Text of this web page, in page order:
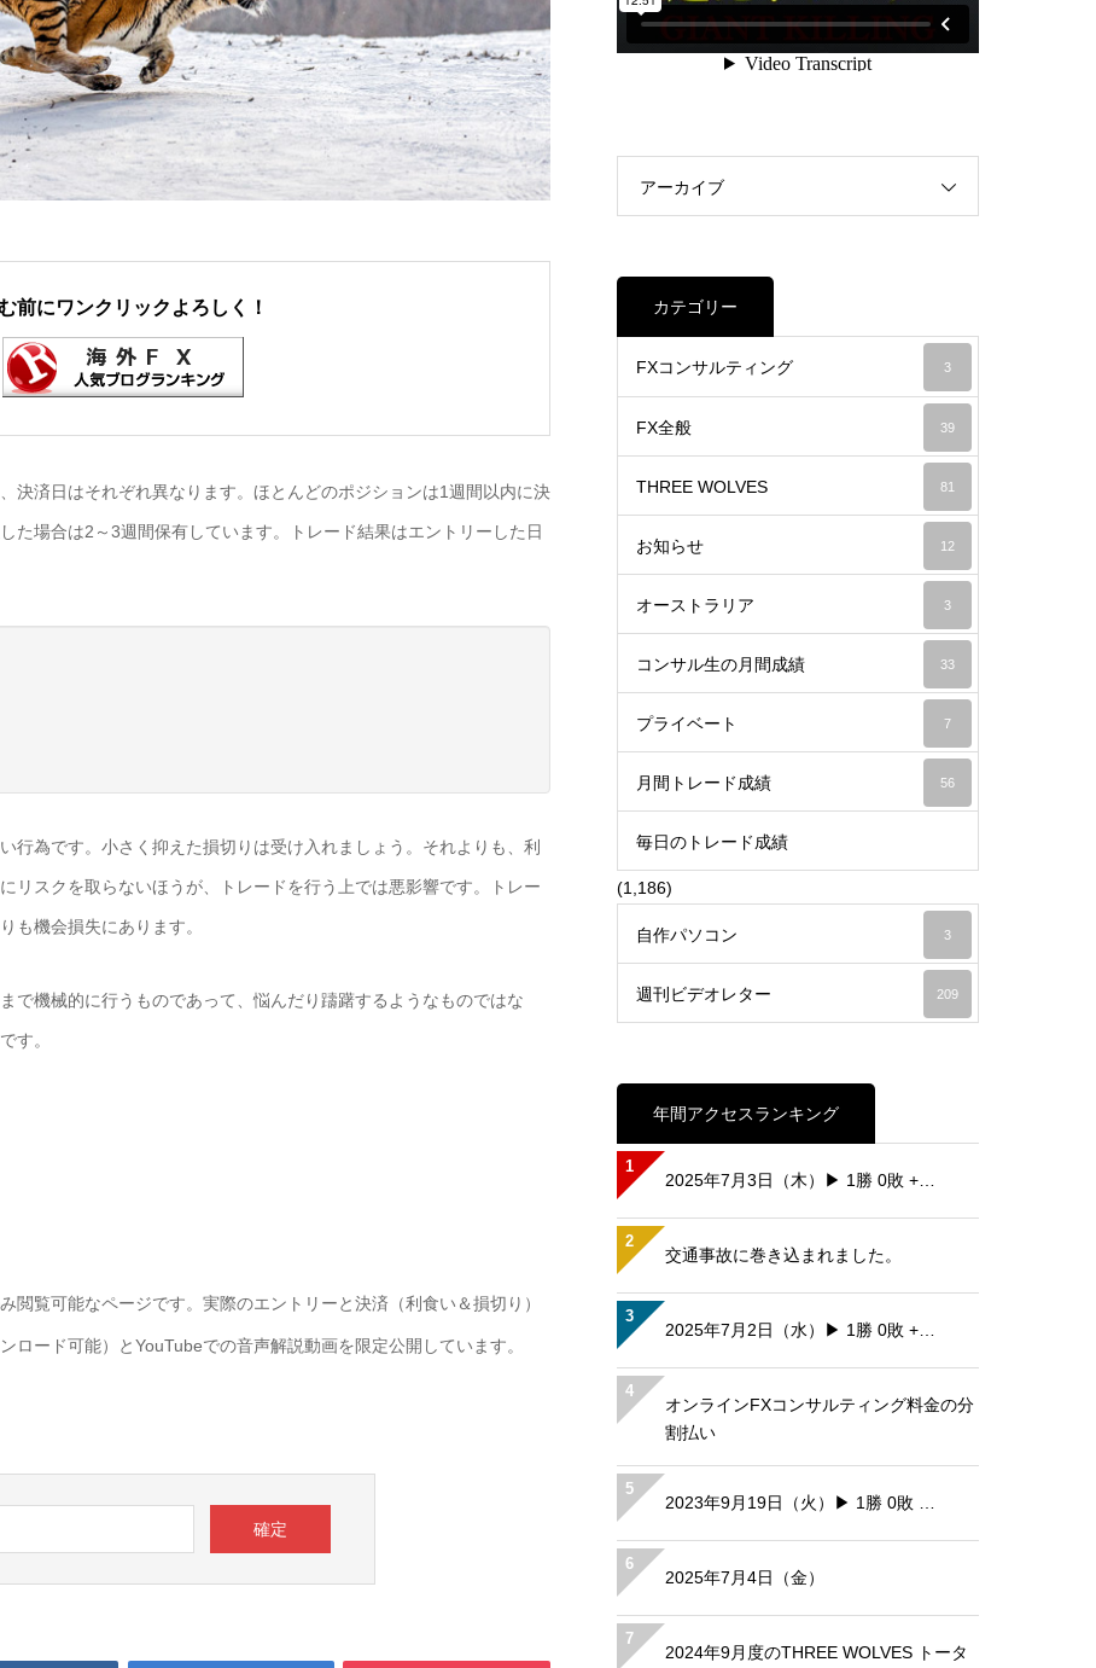
前にワンクリックよろしく！
決済日はそれぞれ異なります。ほとんどのポジションは1週間以内に決
た場合は2～3週間保有しています。トレード結果はエントリーした日
行為です。小さく抑えた損切りは受け入れましょう。それよりも、利
リスクを取らないほうが、トレードを行う上では悪影響です。トレー
も機会損失にあります。
で機械的に行うものであって、悩んだり躊躇するようなものではな
す。
閲覧可能なページです。実際のエントリーと決済（利食い＆損切り）
ロード可能）とYouTubeでの音声解説動画を限定公開しています。
アーカイブ
カテゴリー
FXコンサルティング 3
FX全般 39
THREE WOLVES 81
お知らせ 12
オーストラリア 3
コンサル生の月間成績 33
プライベート 7
月間トレード成績 56
毎日のトレード成績
(1,186)
自作パソコン 3
週刊ビデオレター 209
年間アクセスランキング
1
2025年7月3日（木）▶ 1勝 0敗 +…
2
交通事故に巻き込まれました。
3
2025年7月2日（水）▶ 1勝 0敗 +…
4
オンラインFXコンサルティング料金の分
割払い
5
2023年9月19日（火）▶ 1勝 0敗 …
6
2025年7月4日（金）
7
2024年9月度のTHREE WOLVES トータ